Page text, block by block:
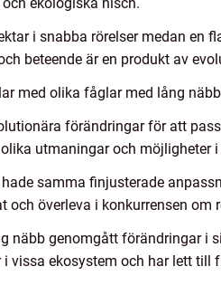
i snabba rörelser medan
beteende är en produkt av
med olika fåglar med lång näbb
förändringar för att
utmaningar och möjligheter
samma finjusterade
överleva i konkurrensen om
näbb genomgått förändringar i
vissa ekosystem och har lett